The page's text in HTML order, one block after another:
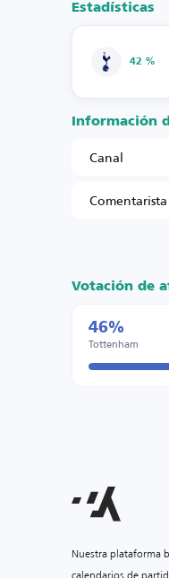
Estadísticas
42 %
Información
Canal
Comentarista
Votación de
46%
Tottenham
Nuestra plataforma